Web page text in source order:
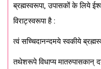
ब्रह्मस्वरूपा, उपासकों के लिये
विराट्स्वरूपा है :
त्वं सच्चिदानन्दमये स्वकीये
तथेशरूपे विधाप्य मातरुपासकान्